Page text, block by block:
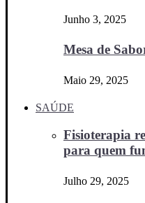
Junho 3, 2025
Mesa de
Maio 29, 2025
SAÚDE
Fisioterapia
para quem
Julho 29, 2025